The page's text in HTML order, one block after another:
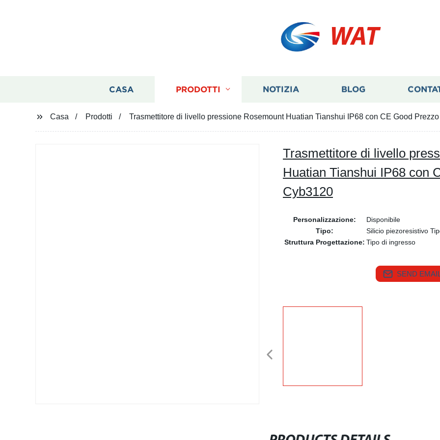
WAT
CASA PRODOTTI NOTIZIA BLOG
Casa Prodotti Trasmettitore di livello pressione Rosemount Huatian Tianshui IP68 con CE Good
Trasmettitore di livello
Huatian Tianshui IP68 con
Cyb3120
Personalizzazione:
Disponibile
Tipo:
Silicio piezoresistivo
Struttura Progettazione: Tipo di ingresso
SEND